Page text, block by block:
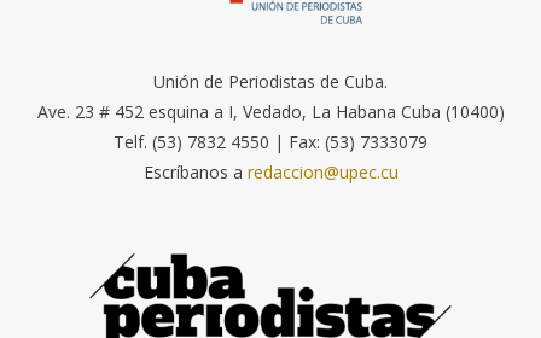
Unión de Periodistas de Cuba.
Ave. 23 # 452 esquina a I, Vedado, La Habana Cuba (10400)
Telf. (53) 7832 4550 | Fax: (53) 7333079
Escríbanos a redaccion@upec.cu